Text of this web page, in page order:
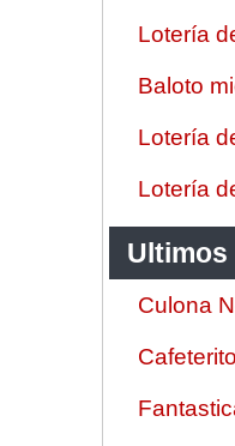
Lotería
Baloto
Lotería
Lotería
Ultimos
Culona